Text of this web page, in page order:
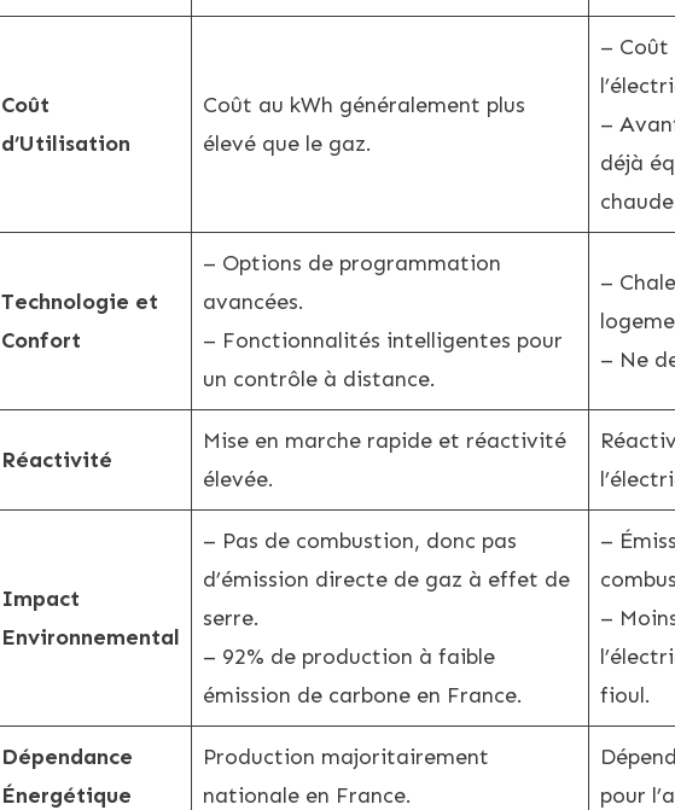
Coût
d’Utilisation
Coût au kWh généralement plus
élevé que le gaz.
– Coût
–
déjà
Technologie et
Confort
– Options de programmation
avancées.
– Fonctionnalités intelligentes pour
un contrôle à distance.
–
– Ne
Réactivité
Mise en marche rapide et réactivité
élevée.
Impact
Environnemental
– Pas de combustion, donc pas
d’émission directe de gaz à effet de
serre.
– 92% de production à faible
émission de carbone en France.
–
–
fioul.
Dépendance
Énergétique
Production majoritairement
nationale en France.
pour